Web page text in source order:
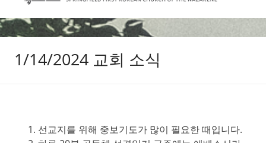
1/14/2024 교회 소식
선교지를 위해 중보기도가 많이 필요한 때입니다.